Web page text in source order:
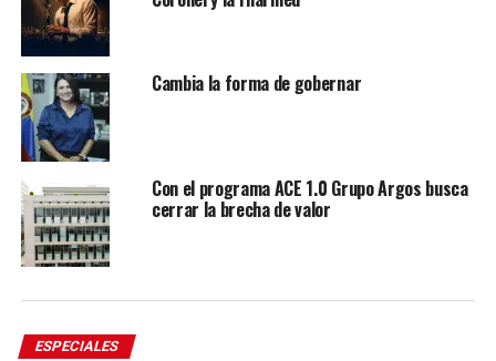
Cambia la forma de gobernar
Con el programa ACE 1.0 Grupo Argos busca
cerrar la brecha de valor
ESPECIALES